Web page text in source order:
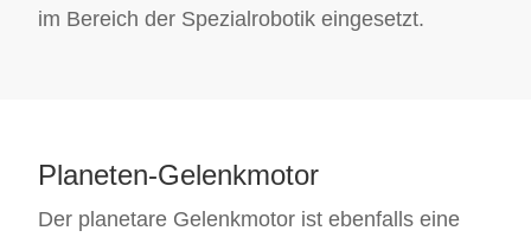
im Bereich der Spezialrobotik eingesetzt.
Planeten-Gelenkmotor
Der planetare Gelenkmotor ist ebenfalls eine